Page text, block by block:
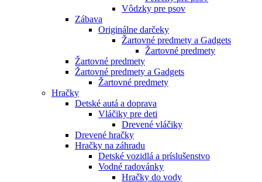
Vôdzky pre psov
Zábava
Originálne darčeky
Žartovné predmety a Gadgets
Žartovné predmety
Žartovné predmety
Žartovné predmety a Gadgets
Žartovné predmety
Hračky
Detské autá a doprava
Vláčiky pre deti
Drevené vláčiky
Drevené hračky
Hračky na záhradu
Detské vozidlá a príslušenstvo
Vodné radovánky
Hračky do vody